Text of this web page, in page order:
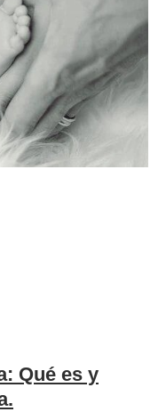
Qué es y